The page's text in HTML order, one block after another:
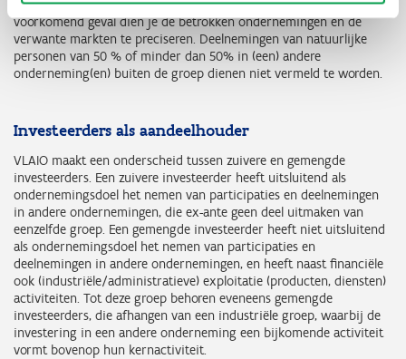
andere stap uit de productieketen (= verticale integratie). In
voorkomend geval dien je de betrokken ondernemingen en de
verwante markten te preciseren. Deelnemingen van natuurlijke
personen van 50 % of minder dan 50% in (een) andere
onderneming(en) buiten de groep dienen niet vermeld te worden.
Investeerders als aandeelhouder
VLAIO maakt een onderscheid tussen zuivere en gemengde
investeerders. Een zuivere investeerder heeft uitsluitend als
ondernemingsdoel het nemen van participaties en deelnemingen
in andere ondernemingen, die ex-ante geen deel uitmaken van
eenzelfde groep. Een gemengde investeerder heeft niet uitsluitend
als ondernemingsdoel het nemen van participaties en
deelnemingen in andere ondernemingen, en heeft naast financiële
ook (industriële/administratieve) exploitatie (producten, diensten)
activiteiten. Tot deze groep behoren eveneens gemengde
investeerders, die afhangen van een industriële groep, waarbij de
investering in een andere onderneming een bijkomende activiteit
vormt bovenop hun kernactiviteit.